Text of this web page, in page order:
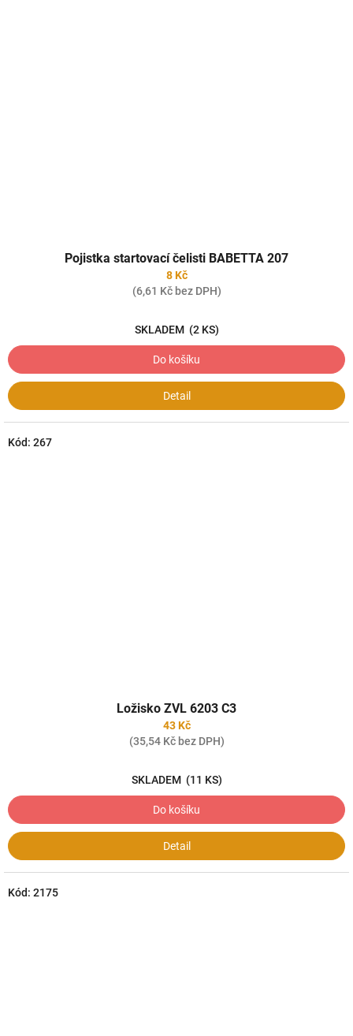
Pojistka startovací čelisti BABETTA 207
8 Kč
(6,61 Kč bez DPH)
SKLADEM (2 KS)
Do košíku
Detail
Ložisko ZVL 6203 C3
43 Kč
(35,54 Kč bez DPH)
SKLADEM (11 KS)
Do košíku
Detail
Kód: 267
Kód: 2175